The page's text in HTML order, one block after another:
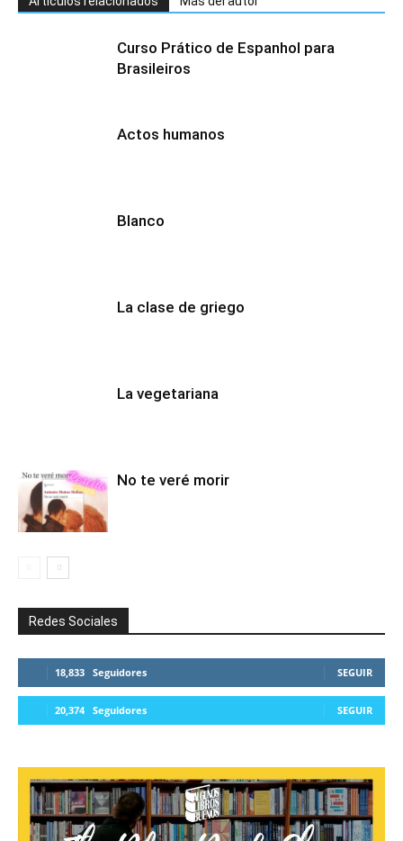
Curso Prático de Espanhol para
Brasileiros
Actos humanos
Blanco
La clase de griego
La vegetariana
No te veré morir
Redes Sociales
18,833 Seguidores SEGUIR
20,374 Seguidores SEGUIR